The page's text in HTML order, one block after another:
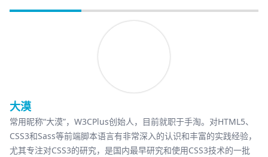
大漠
常用昵称“大漠”，W3CPlus创始人，目前就职于手淘。对HTML5、
CSS3和Sass等前端脚本语言有非常深入的认识和丰富的实践经验，
尤其专注对CSS3的研究，是国内最早研究和使用CSS3技术的一批